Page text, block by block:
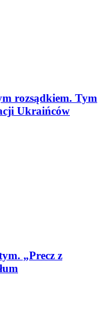
rozsądkiem. Tym
Ukraińców
„Precz z